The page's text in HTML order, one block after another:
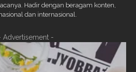
Hadir dengan beragam konten,
dan internasional.
Advertisement -